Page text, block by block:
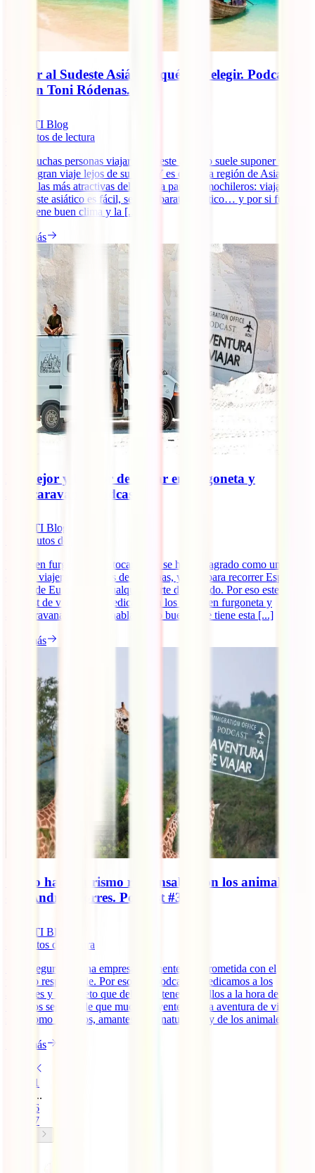
Viajar al Sudeste Asiático: qué país elegir. Podcast
#1 con Toni Ródenas.
IATI Blog
minutos de lectura
Para muchas personas viajar al sudeste asiático suele suponer su
primer gran viaje lejos de su país. Y es que esta región de Asia es
una de las más atractivas del planeta para los mochileros: viajar por
el sudeste asiático es fácil, seguro, barato, exótico… y por si fuera
poco tiene buen clima y la [...]
Leer más
Lo mejor y lo peor de viajar en furgoneta y
autocaravana. Podcast #2.
IATI Blog
minutos de lectura
Viajar en furgoneta o autocaravana se ha consagrado como una
opción viajera para miles de personas, ya sea para recorrer España,
países de Europa o de cualquier parte del mundo. Por eso este
podcast de viajes se lo dedicamos a los viajes en furgoneta y
autocaravana. Vamos a hablar de lo bueno que tiene esta [...]
Leer más
Cómo hacer turismo responsable con los animales,
con Andrea Torres. Podcast #3.
IATI Blog
minutos de lectura
IATI Seguros es una empresa altamente comprometida con el
turismo responsable. Por eso este podcast lo dedicamos a los
animales y al respeto que debemos tener por ellos a la hora de viajar.
Estamos seguros de que muchos oyentes de La aventura de viajar
sois, como nosotros, amantes de la naturaleza y de los animales: [...]
Leer más
1
...
6
7